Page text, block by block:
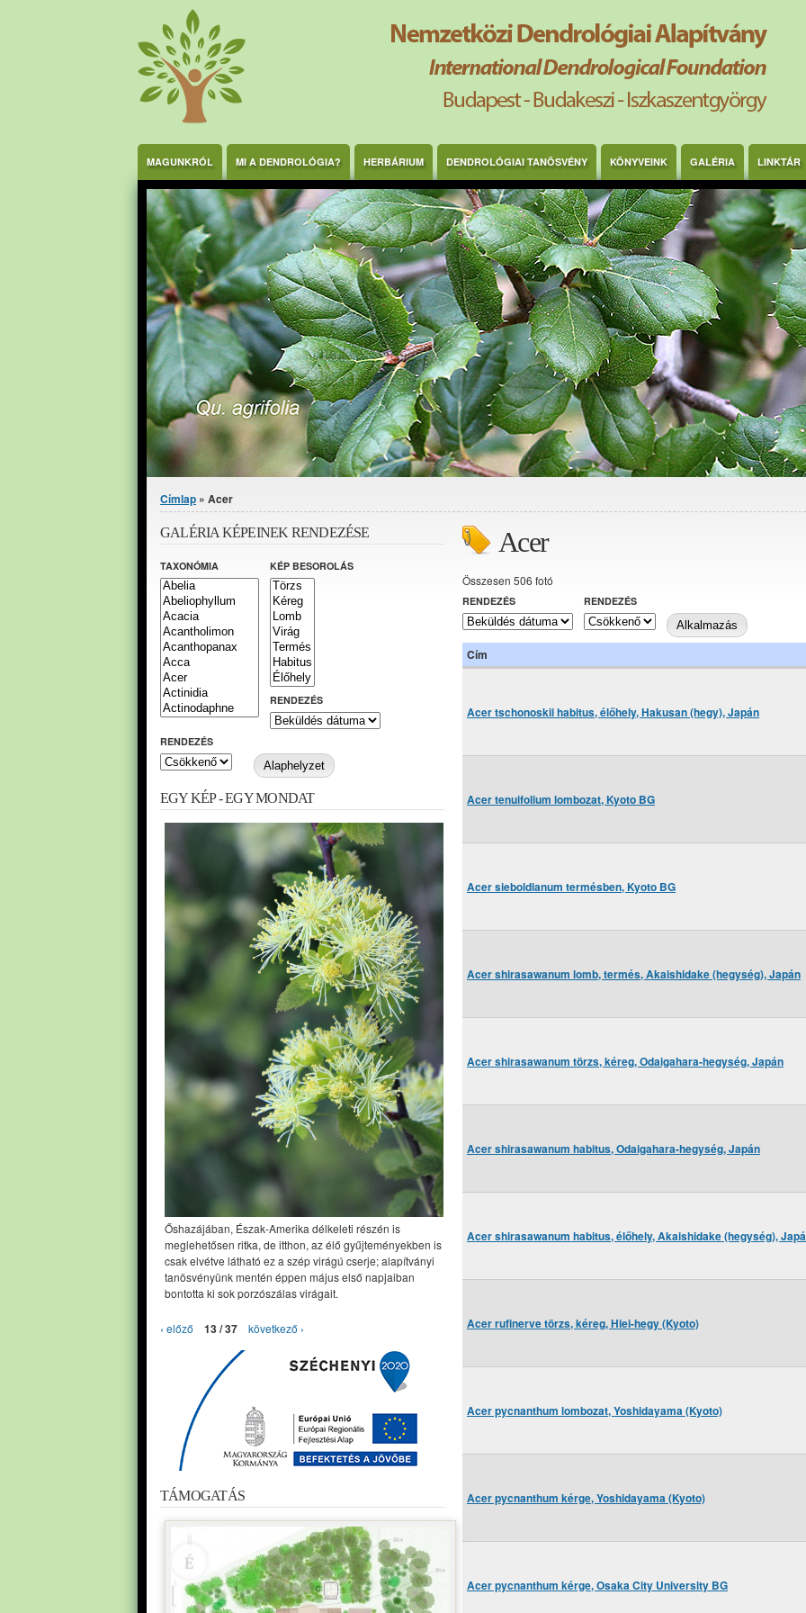
MAGUNKRÓL MI A DENDROLÓGIA? HERBÁRIUM DENDROLÓGIAI TANÖSVÉNY KÖNYVEINK GALÉRIA LINKTÁR
Jelenlegi hely
Címlap » Acer
Acer
Összesen 506 fotó
RENDEZÉS RENDEZÉS
Cím
Acer tschonoskii habitus, élőhely, Hakusan (hegy), Japán
Acer tenuifolium lombozat, Kyoto BG
Acer sieboldianum termésben, Kyoto BG
Acer shirasawanum lomb, termés, Akaishidake (hegység), Japán
Acer shirasawanum törzs, kéreg, Odaigahara-hegység, Japán
Acer shirasawanum habitus, Odaigahara-hegység, Japán
Acer shirasawanum habitus, élőhely, Akaishidake (hegység),
Acer rufinerve törzs, kéreg, Hiei-hegy (Kyoto)
Acer pycnanthum lombozat, Yoshidayama (Kyoto)
Acer pycnanthum kérge, Yoshidayama (Kyoto)
Acer pycnanthum kérge, Osaka City University BG
GALÉRIA KÉPEINEK RENDEZÉSE
TAXONÓMIA KÉP BESOROLÁS
RENDEZÉS
RENDEZÉS
EGY KÉP - EGY MONDAT
Őshazájában, Észak-Amerika délkeleti részén is
meglehetősen ritka, de itthon, az élő gyűjteményekben is
csak elvétve látható ez a szép virágú cserje; alapítványi
tanösvényünk mentén éppen május első napjaiban
bontotta ki sok porzószálas virágait.
‹ előző 13 / 37 következő ›
TÁMOGATÁS